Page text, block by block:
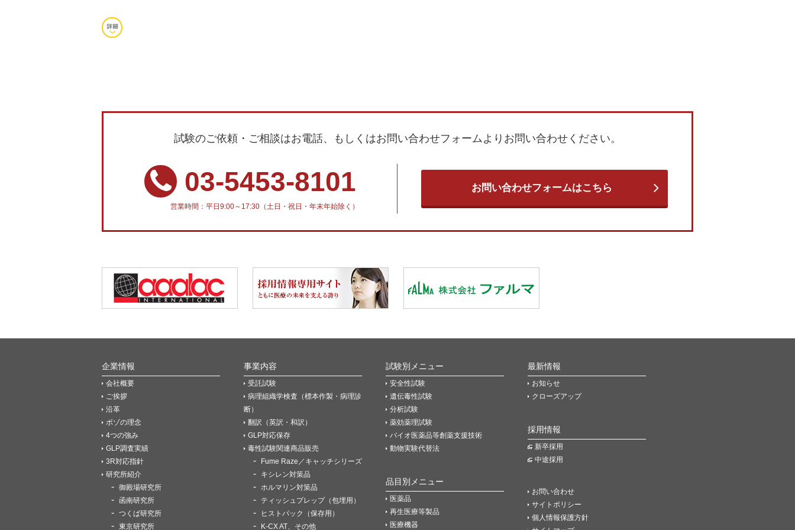
試験のご依頼・ご相談はお電話、もしくはお問い合わせフォームよりお問い合わせください。
03-5453-8101
営業時間：平日9:00～17:30（土日・祝日・年末年始除く）
お問い合わせフォームはこちら
企業情報
会社概要
ご挨拶
沿革
ボゾの理念
4つの強み
GLP調査実績
3R対応指針
研究所紹介
御殿場研究所
函南研究所
つくば研究所
東京研究所
事業内容
受託試験
病理組織学検査（標本作製・病理診
断）
翻訳（英訳・和訳）
GLP対応保存
毒性試験関連商品販売
Fume Raze／キャッチシリーズ
キシレン対策品
ホルマリン対策品
ティッシュプレップ（包埋用）
ヒストパック（保存用）
K-CX AT、その他
試験別メニュー
安全性試験
遺伝毒性試験
分析試験
薬効薬理試験
バイオ医薬品等創薬支援技術
動物実験代替法
品目別メニュー
医薬品
再生医療等製品
医療機器
最新情報
お知らせ
クローズアップ
採用情報
新卒採用
中途採用
お問い合わせ
サイトポリシー
個人情報保護方針